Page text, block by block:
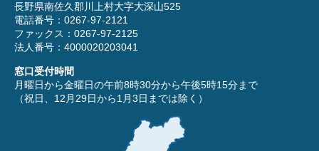
長野県南佐久郡川上村大字大深山525
電話番号：0267-97-2121
ファックス：0267-97-2125
法人番号：4000020203041
窓口受付時間
月曜日から金曜日の午前8時30分から午後5時15分まで
（祝日、12月29日から1月3日までは除く）